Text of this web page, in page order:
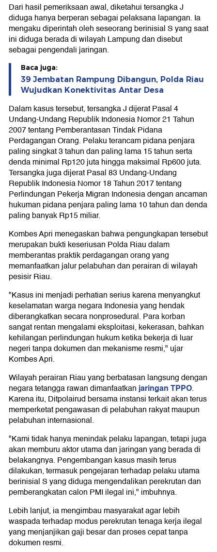
Dari hasil pemeriksaan awal, diketahui tersangka J
diduga hanya berperan sebagai pelaksana lapangan. Ia
mengaku diperintah oleh seseorang berinisial S yang saat
ini diduga berada di wilayah Lampung dan disebut
sebagai pengendali jaringan.
Baca juga:
39 Jembatan Rampung Dibangun, Polda Riau
Wujudkan Konektivitas Antar Desa
Dalam kasus tersebut, tersangka J dijerat Pasal 4
Undang-Undang Republik Indonesia Nomor 21 Tahun
2007 tentang Pemberantasan Tindak Pidana
Perdagangan Orang. Pelaku terancam pidana penjara
paling singkat 3 tahun dan paling lama 15 tahun serta
denda minimal Rp120 juta hingga maksimal Rp600 juta.
Tersangka juga dijerat Pasal 83 Undang-Undang
Republik Indonesia Nomor 18 Tahun 2017 tentang
Perlindungan Pekerja Migran Indonesia dengan ancaman
hukuman pidana penjara paling lama 10 tahun dan denda
paling banyak Rp15 miliar.
Kombes Apri menegaskan bahwa pengungkapan tersebut
merupakan bukti keseriusan Polda Riau dalam
memberantas praktik perdagangan orang yang
memanfaatkan jalur pelabuhan dan perairan di wilayah
pesisir Riau.
"Kasus ini menjadi perhatian serius karena menyangkut
keselamatan warga negara Indonesia yang hendak
diberangkatkan secara nonprosedural. Para korban
sangat rentan mengalami eksploitasi, kekerasan, bahkan
kehilangan perlindungan hukum ketika bekerja di luar
negeri tanpa dokumen dan mekanisme resmi," ujar
Kombes Apri.
Wilayah perairan Riau yang berbatasan langsung dengan
negara tetangga rawan dimanfaatkanjaringan TPPO.
Karena itu, Ditpolairud bersama instansi terkait akan terus
memperketat pengawasan di pelabuhan rakyat maupun
pelabuhan internasional.
"Kami tidak hanya menindak pelaku lapangan, tetapi juga
akan memburu aktor utama dan jaringan yang berada di
belakangnya. Pengembangan kasus masih terus
dilakukan, termasuk pengejaran terhadap pelaku utama
berinisial S yang diduga mengendalikan perekrutan dan
pemberangkatan calon PMI ilegal ini," imbuhnya.
Lebih lanjut, ia mengimbau masyarakat agar lebih
waspada terhadap modus perekrutan tenaga kerja ilegal
yang menjanjikan gaji besar dan proses cepat tanpa
dokumen resmi.